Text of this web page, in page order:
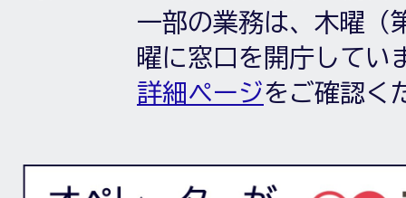
一部の業務は、木曜（
曜に窓口を開庁してい
詳細ページをご確認く